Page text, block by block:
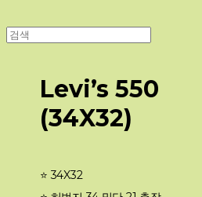
Levi’s 550
(34X32)
⭐️ 34X32